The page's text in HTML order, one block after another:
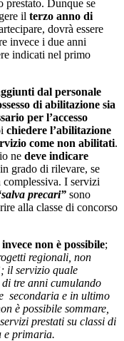
Dunque se
il terzo anno di
dovrà essere
invece i due anni
indicati nel primo
dal personale
di abilitazione sia
per l’accesso
chiedere l’abilitazione
come non abilitati.
ne deve indicare
grado di rilevare, se
complessiva. I servizi
precari” sono
alla classe di concorso
non è possibile;
regionali, non
il servizio quale
tre anni cumulando
secondaria e in ultimo
è possibile sommare,
prestati su classi di
e primaria.